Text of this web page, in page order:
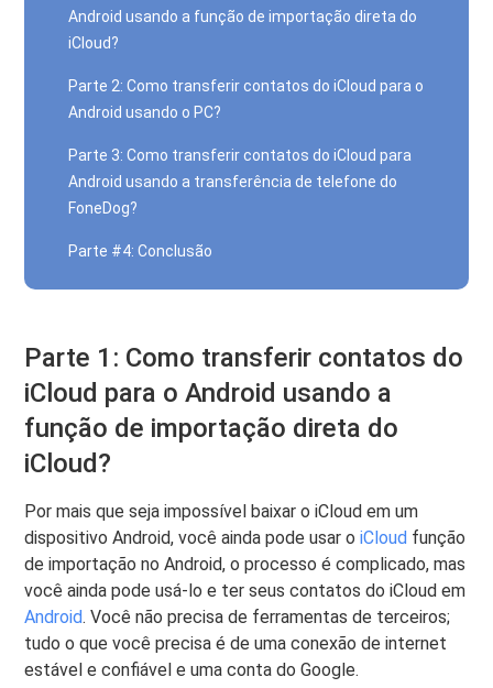
Android usando a função de importação direta do
iCloud?
Parte 2: Como transferir contatos do iCloud para o
Android usando o PC?
Parte 3: Como transferir contatos do iCloud para
Android usando a transferência de telefone do
FoneDog?
Parte #4: Conclusão
Parte 1: Como transferir contatos do
iCloud para o Android usando a
função de importação direta do
iCloud?
Por mais que seja impossível baixar o iCloud em um
dispositivo Android, você ainda pode usar oiCloud função
de importação no Android, o processo é complicado, mas
você ainda pode usá-lo e ter seus contatos do iCloud em
Android. Você não precisa de ferramentas de terceiros;
tudo o que você precisa é de uma conexão de internet
estável e confiável e uma conta do Google.